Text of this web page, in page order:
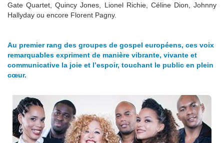
Gate Quartet, Quincy Jones, Lionel Richie, Céline Dion, Johnny
Hallyday ou encore Florent Pagny.
Au premier rang des groupes de gospel européens, ces voix
remarquables expriment de manière vibrante, vivante et
communicative la joie et l’espoir, touchant le public en plein
cœur.